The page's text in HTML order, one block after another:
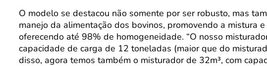
O modelo se destacou não somente por ser robusto, mas
manejo da alimentação dos bovinos, promovendo a mistura
oferecendo até 98% de homogeneidade. “O nosso
capacidade de carga de 12 toneladas (maior que do
disso, agora temos também o misturador de 32m³, com